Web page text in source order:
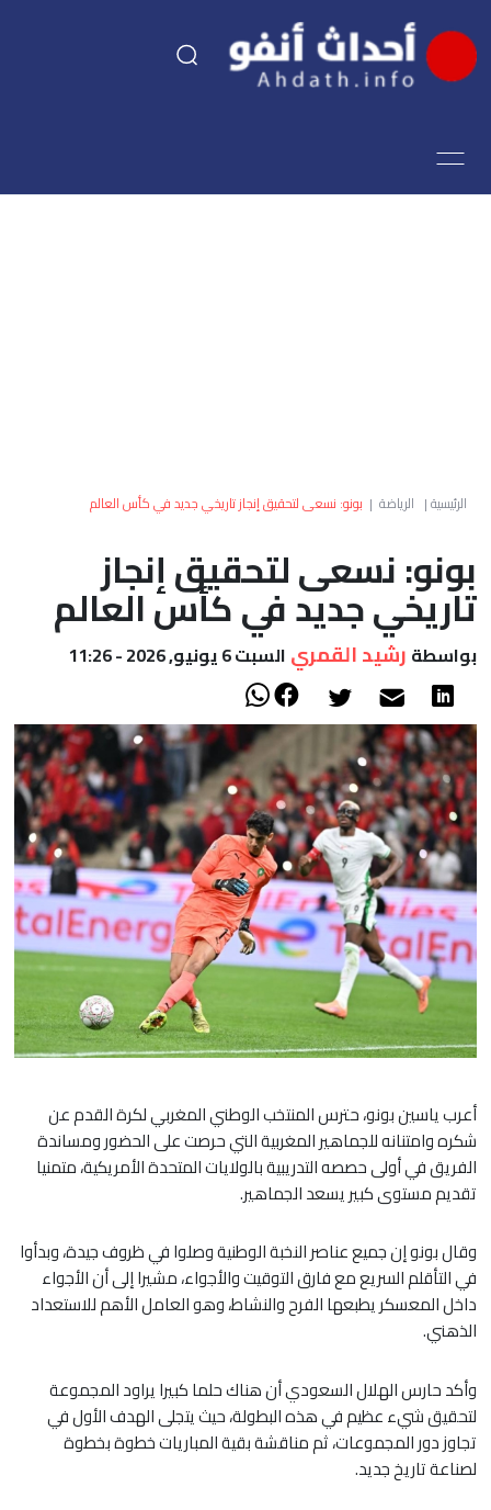
اقتصاد
العالم
أعمدة
الصحراء
الرئيسية| الرياضة | بونو: نسعى لتحقيق إنجاز تاريخي جديد في كأس العالم
بونو: نسعى لتحقيق إنجاز
تاريخي جديد في كأس العالم
بواسطة رشيد القمري السبت 6 يونيو, 2026 - 11:26
​أعرب ياسين بونو، حترس المنتخب الوطني المغربي لكرة القدم عن
شكره وامتنانه للجماهير المغربية التي حرصت على الحضور ومساندة
الفريق في أولى حصصه التدريبية بالولايات المتحدة الأمريكية، متمنيا
تقديم مستوى كبير يسعد الجماهير.
​وقال بونو إن جميع عناصر النخبة الوطنية وصلوا في ظروف جيدة، وبدأوا
في التأقلم السريع مع فارق التوقيت والأجواء، مشيرا إلى أن الأجواء
داخل المعسكر يطبعها الفرح والنشاط، وهو العامل الأهم للاستعداد
الذهني.
​وأكد حارس الهلال السعودي أن هناك حلما كبيرا يراود المجموعة
لتحقيق شيء عظيم في هذه البطولة، حيث يتجلى الهدف الأول في
تجاوز دور المجموعات، ثم مناقشة بقية المباريات خطوة بخطوة
لصناعة تاريخ جديد.